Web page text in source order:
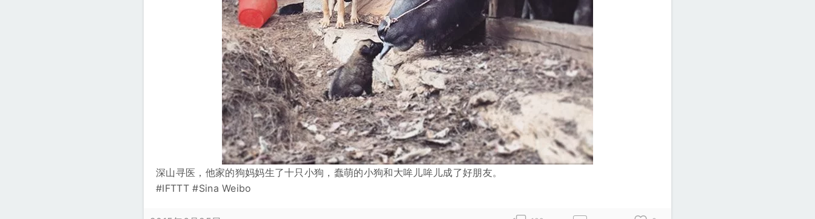
深山寻医，他家的狗妈妈生了十只小狗，蠢萌的小狗和大哞儿哞儿成了好朋友。
#IFTTT #Sina Weibo